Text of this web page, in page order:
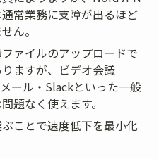
常業務に支障が出るほど
ん。
ァイルのアップロードで
ますが、ビデオ会議
ール・Slackといった一般
題なく使えます。
ことで速度低下を最小化